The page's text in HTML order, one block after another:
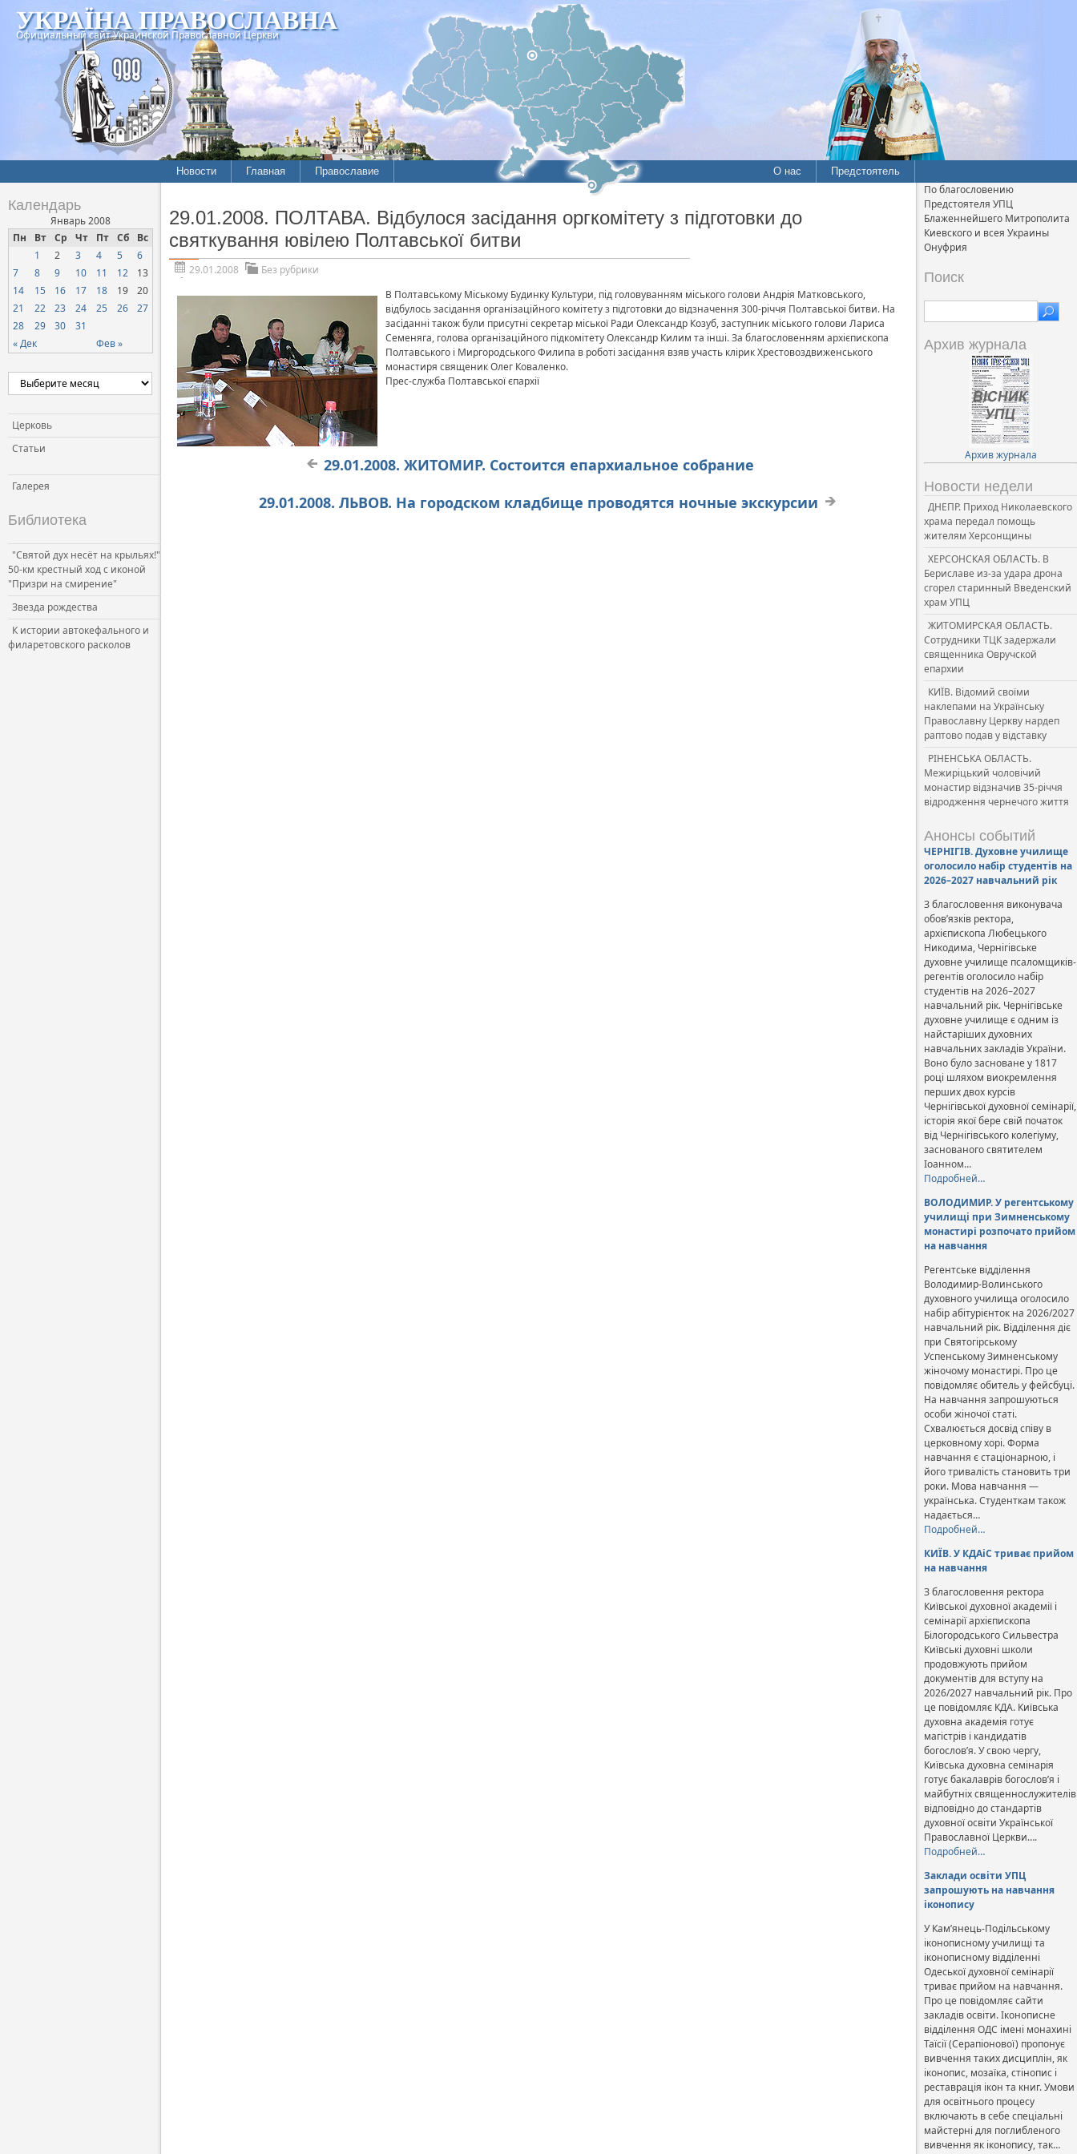
УКРАЇНА ПРАВОСЛАВНА
Официальный сайт Украинской Православной Церкви
Новости Главная Православие О нас Предстоятель
Календарь
Январь 2008
Пн
Вт Ср Чт Пт Сб Вс
« Дек Фев »
1 2 3 4 5
6
7
8 9 10 11 12
13
14
15 16 17 18 19
20
21
22 23 24 25 26
27
28
29 30 31
Церковь
Статьи
Галерея
Библиотека
"Святой дух несёт на крыльях!"
50-км крестный ход с иконой
"Призри на смирение"
Звезда рождества
К истории автокефального и
филаретовского расколов
29.01.2008. ПОЛТАВА. Відбулося засідання оргкомітету з підготовки до
святкування ювілею Полтавської битви
29.01.2008
Без рубрики
В Полтавському Міському Будинку Культури, під головуванням міського голови Андрія Матковського,
відбулось засідання організаційного комітету з підготовки до відзначення 300-річчя Полтавської битви. На
засіданні також були присутні секретар міської Ради Олександр Козуб, заступник міського голови Лариса
Семеняга, голова організаційного підкомітету Олександр Килим та інші. За благословенням архієпископа
Полтавського і Миргородського Филипа в роботі засідання взяв участь клірик Хрестовоздвиженського
монастиря священик Олег Коваленко.
Прес-служба Полтавської єпархії
29.01.2008. ЖИТОМИР. Состоится епархиальное собрание
29.01.2008. ЛЬВОВ. На городском кладбище проводятся ночные экскурсии
По благословению
Предстоятеля УПЦ
Блаженнейшего Митрополита
Киевского и всея Украины
Онуфрия
Поиск
Архив журнала
Архив журнала
Новости недели
ДНЕПР. Приход Николаевского
храма передал помощь
жителям Херсонщины
ХЕРСОНСКАЯ ОБЛАСТЬ. В
Бериславе из-за удара дрона
сгорел старинный Введенский
храм УПЦ
ЖИТОМИРСКАЯ ОБЛАСТЬ.
Сотрудники ТЦК задержали
священника Овручской
епархии
КИЇВ. Відомий своїми
наклепами на Українську
Православну Церкву нардеп
раптово подав у відставку
РІНЕНСЬКА ОБЛАСТЬ.
Межиріцький чоловічий
монастир відзначив 35-річчя
відродження чернечого життя
Анонсы событий
ЧЕРНІГІВ. Духовне училище
оголосило набір студентів на
2026–2027 навчальний рік
З благословення виконувача
обов’язків ректора,
архієпископа Любецького
Никодима, Чернігівське
духовне училище псаломщиків-
регентів оголосило набір
студентів на 2026–2027
навчальний рік. Чернігівське
духовне училище є одним із
найстаріших духовних
навчальних закладів України.
Воно було засноване у 1817
році шляхом виокремлення
перших двох курсів
Чернігівської духовної семінарії,
історія якої бере свій початок
від Чернігівського колегіуму,
заснованого святителем
Іоанном…
Подробней…
ВОЛОДИМИР. У регентському
училищі при Зимненському
монастирі розпочато прийом
на навчання
Регентське відділення
Володимир-Волинського
духовного училища оголосило
набір абітурієнток на 2026/2027
навчальний рік. Відділення діє
при Святогірському
Успенському Зимненському
жіночому монастирі. Про це
повідомляє обитель у фейсбуці.
На навчання запрошуються
особи жіночої статі.
Схвалюється досвід співу в
церковному хорі. Форма
навчання є стаціонарною, і
його тривалість становить три
роки. Мова навчання —
українська. Студенткам також
надається…
Подробней…
КИЇВ. У КДАіС триває прийом
на навчання
З благословення ректора
Київської духовної академії і
семінарії архієпископа
Білогородського Сильвестра
Київські духовні школи
продовжують прийом
документів для вступу на
2026/2027 навчальний рік. Про
це повідомляє КДА. Київська
духовна академія готує
магістрів і кандидатів
богослов’я. У свою чергу,
Київська духовна семінарія
готує бакалаврів богослов’я і
майбутніх священнослужителів
відповідно до стандартів
духовної освіти Української
Православної Церкви….
Подробней…
Заклади освіти УПЦ
запрошують на навчання
іконопису
У Кам’янець-Подільському
іконописному училищі та
іконописному відділенні
Одеської духовної семінарії
триває прийом на навчання.
Про це повідомляє сайти
закладів освіти. Іконописне
відділення ОДС імені монахині
Таїсії (Серапіонової) пропонує
вивчення таких дисциплін, як
іконопис, мозаїка, стінопис і
реставрація ікон та книг. Умови
для освітнього процесу
включають в себе спеціальні
майстерні для поглибленого
вивчення як іконопису, так…